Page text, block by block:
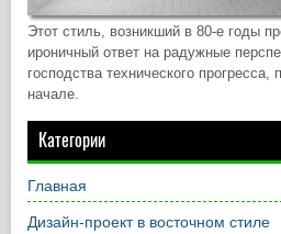
Этот стиль, возникший в 80-е годы
ироничный ответ на радужные
господства технического прогресса,
начале.
Категории
Главная
Дизайн-проект в восточном стиле